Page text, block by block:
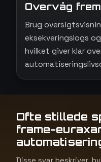
Overvåg
Brug
eksekveringslogs
hvilket giver klar
Ofte stillede
frame-